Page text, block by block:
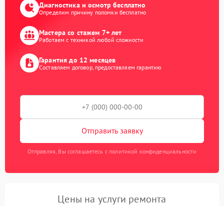
Диагностика и осмотр бесплатно
Определим причину поломки бесплатно
Мастера со стажем 7+ лет
Работаем с техникой любой сложности
Гарантия до 12 месяцев
Составляем договор, предоставляем гарантию
Отправить заявку
Отправляя, Вы соглашаетесь с политикой конфиденциальности
Цены на услуги ремонта